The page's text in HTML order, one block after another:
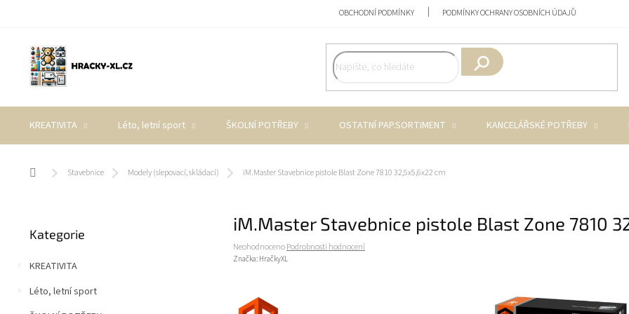
OBCHODNÍ PODMÍNKY PODMÍNKY OCHRANY OSOBNÍCH ÚDAJŮ
Hledat
KREATIVITA Léto, letní sport ŠKOLNÍ POTŘEBY OSTATNÍ PAP.SORTIMENT KANCELÁŘSKÉ POTŘEBY
Domů Stavebnice Modely (slepovací, skládací) iM.Master Stavebnice pistole Blast Zone 7810 32,5x5,6x22 cm
s
r
a
kategorie
Kategorie
KREATIVITA
Léto, letní sport
iM.Master Stavebnice pistole Blast Zone 7810
Průměrné
hodnocení
NeohodnocenoPodrobnosti hodnocení
Značka: HračkyXL